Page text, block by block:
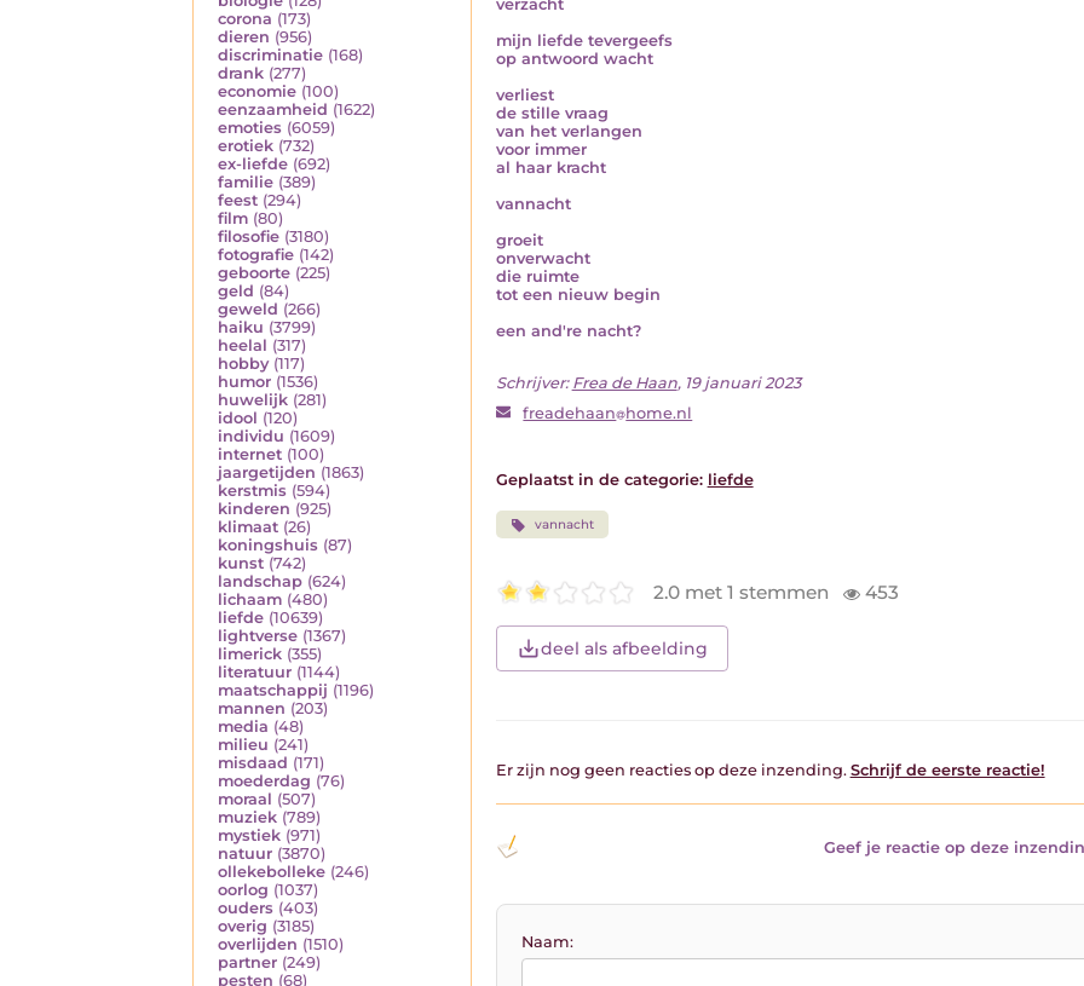
corona (173)
dieren (956)
discriminatie (168)
drank (277)
economie (100)
eenzaamheid (1622)
emoties (6059)
erotiek (732)
ex-liefde (692)
familie (389)
feest (294)
film (80)
filosofie (3180)
fotografie (142)
geboorte (225)
geld (84)
geweld (266)
haiku (3799)
heelal (317)
hobby (117)
humor (1536)
huwelijk (281)
idool (120)
individu (1609)
internet (100)
jaargetijden (1863)
kerstmis (594)
kinderen (925)
klimaat (26)
koningshuis (87)
kunst (742)
landschap (624)
lichaam (480)
liefde (10639)
lightverse (1367)
limerick (355)
literatuur (1144)
maatschappij (1196)
mannen (203)
media (48)
milieu (241)
misdaad (171)
moederdag (76)
moraal (507)
muziek (789)
mystiek (971)
natuur (3870)
ollekebolleke (246)
oorlog (1037)
ouders (403)
overig (3185)
overlijden (1510)
partner (249)
pesten (68)
verzacht
mijn liefde tevergeefs
op antwoord wacht
verliest
de stille vraag
van het verlangen
voor immer
al haar kracht
vannacht
groeit
onverwacht
die ruimte
tot een nieuw begin
een and're nacht?
Schrijver: Frea de Haan, 19 januari 2023
freadehaan home.nl
Geplaatst in de categorie: liefde
vannacht
2.0 met 1 stemmen 453
deel als afbeelding
Er zijn nog geen reacties op deze inzending. Schrijf de eerste reactie!
Geef je reactie op deze
Naam: